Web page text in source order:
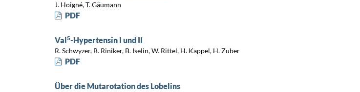
J. Hoigné, T. Gäumann
PDF
Val5-Hypertensin I und II
R. Schwyzer, B. Riniker, B. Iselin, W. Rittel, H. Kappel, H. Zuber
PDF
Über die Mutarotation des Lobelins